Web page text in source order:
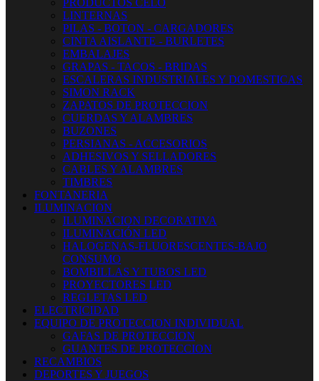
PRODUCTOS CELO
LINTERNAS
PILAS - BOTON - CARGADORES
CINTA AISLANTE - BURLETES
EMBALAJES
GRAPAS - TACOS - BRIDAS
ESCALERAS INDUSTRIALES Y DOMESTICAS
SIMON RACK
ZAPATOS DE PROTECCION
CUERDAS Y ALAMBRES
BUZONES
PERSIANAS - ACCESORIOS
ADHESIVOS Y SELLADORES
CABLES Y ALAMBRES
TIMBRES
FONTANERIA
ILUMINACION
ILUMINACION DECORATIVA
ILUMINACIÓN LED
HALOGENAS-FLUORESCENTES-BAJO
CONSUMO
BOMBILLAS Y TUBOS LED
PROYECTORES LED
REGLETAS LED
ELECTRICIDAD
EQUIPO DE PROTECCION INDIVIDUAL
GAFAS DE PROTECCION
GUANTES DE PROTECCION
RECAMBIOS
DEPORTES Y JUEGOS